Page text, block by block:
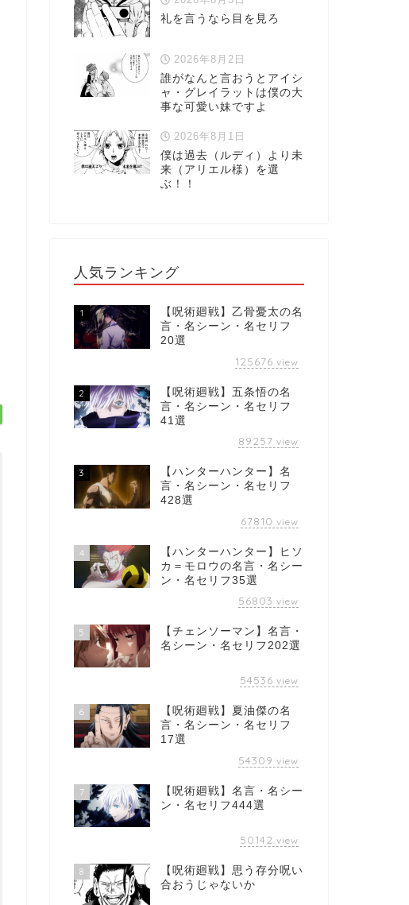
礼を言うなら目を見ろ
2026年8月2日
誰がなんと言おうとアイシ
ャ・グレイラットは僕の大
事な可愛い妹ですよ
2026年8月1日
僕は過去（ルディ）より未
来（アリエル様）を選
ぶ！！
人気ランキング
1
【呪術廻戦】乙骨憂太の名
言・名シーン・名セリフ
20選
125676 view
2
【呪術廻戦】五条悟の名
言・名シーン・名セリフ
41選
89257 view
3
【ハンターハンター】名
言・名シーン・名セリフ
428選
67810 view
4
【ハンターハンター】ヒソ
カ＝モロウの名言・名シー
ン・名セリフ35選
56803 view
5
【チェンソーマン】名言・
名シーン・名セリフ202選
54536 view
6
【呪術廻戦】夏油傑の名
言・名シーン・名セリフ
17選
54309 view
7
【呪術廻戦】名言・名シー
ン・名セリフ444選
50142 view
8
【呪術廻戦】思う存分呪い
合おうじゃないか